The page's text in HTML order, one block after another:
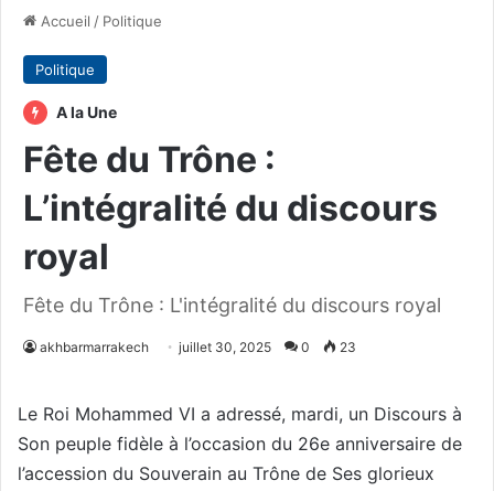
Accueil / Politique
Politique
A la Une
Fête du Trône :
L’intégralité du discours
royal
Fête du Trône : L'intégralité du discours royal
akhbarmarrakech juillet 30, 2025 0 23
Le Roi Mohammed VI a adressé, mardi, un Discours à
Son peuple fidèle à l’occasion du 26e anniversaire de
l’accession du Souverain au Trône de Ses glorieux